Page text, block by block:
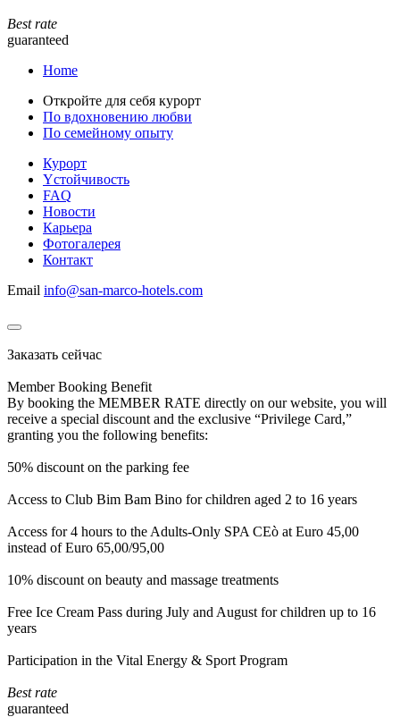
Best rate
guaranteed
Home
Откройте для себя курорт
По вдохновению любви
По семейному опыту
Курорт
Yстойчивость
FAQ
Новости
Карьера
Фотогалерея
Контакт
Email info@san-marco-hotels.com
Заказать сейчас
Member Booking Benefit
By booking the MEMBER RATE directly on our website, you will
receive a special discount and the exclusive “Privilege Card,”
granting you the following benefits:
50% discount on the parking fee
Access to Club Bim Bam Bino for children aged 2 to 16 years
Access for 4 hours to the Adults-Only SPA CEò at Euro 45,00
instead of Euro 65,00/95,00
10% discount on beauty and massage treatments
Free Ice Cream Pass during July and August for children up to 16
years
Participation in the Vital Energy & Sport Program
Best rate
guaranteed